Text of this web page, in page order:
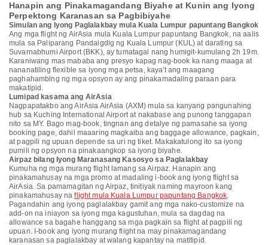
Hanapin ang Pinakamagandang Biyahe at Kunin ang Iyong
Perpektong Karanasan sa Pagbibiyahe
Simulan ang Iyong Paglalakbay mula Kuala Lumpur papuntang Bangkok
Ang mga flight ng AirAsia mula Kuala Lumpur papuntang Bangkok, na aalis
mula sa Paliparang Pandaigdig ng Kuala Lumpur (KUL) at darating sa
Suvarnabhumi Airport (BKK), ay tumatagal nang humigit-kumulang 2h 19m.
Karaniwang mas mababa ang presyo kapag nag-book ka nang maaga at
nananatiling flexible sa iyong mga petsa, kaya't ang maagang
paghahambing ng mga opsyon ay ang pinakamadaling paraan para
makatipid.
Lumipad kasama ang AirAsia
Nagpapatakbo ang AirAsia AirAsia (AXM) mula sa kanyang pangunahing
hub sa Kuching International Airport at nakabase ang punong tanggapan
nito sa MY. Bago mag-book, tingnan ang detalye ng pamasahe sa iyong
booking page, dahil maaaring magkaiba ang baggage allowance, pagkain,
at pagpili ng upuan depende sa uri ng tiket. Makakatulong ito sa iyong
pumili ng opsyon na pinakaangkop sa iyong biyahe.
Airpaz bilang Iyong Maranasang Kasosyo sa Paglalakbay
Kumuha ng mga murang flight lamang sa Airpaz. Hanapin ang
pinakamahusay na mga promo at madaling i-book ang iyong flight sa
AirAsia. Sa pamamagitan ng Airpaz, tinitiyak naming mayroon kang
pinakamahusay naflight mula Kuala Lumpur papuntang Bangkok.
Pagandahin ang iyong paglalakbay gamit ang mga nako-customize na
add-on na iniayon sa iyong mga kagustuhan, mula sa dagdag na
allowance sa bagahe hanggang sa mga pagkain sa flight at pagpili ng
upuan. I-book ang iyong murang flight na may pinakamagandang
karanasan sa paglalakbay at walang kapantay na matitipid.